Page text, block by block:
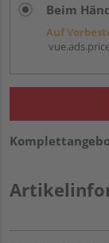
Beim
Auf